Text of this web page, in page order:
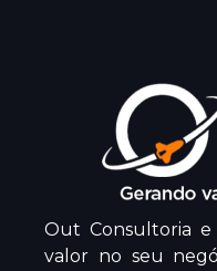
Out Consultoria e
valor no seu